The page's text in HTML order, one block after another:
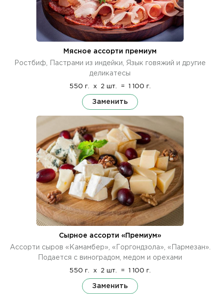
Мясное ассорти премиум
Ростбиф, Пастрами из индейки, Язык говяжий и другие
деликатесы
550 г. x 2 шт. = 1 100 г.
Заменить
Сырное ассорти «Премиум»
Ассорти сыров «Камамбер», «Горгондзола», «Пармезан».
Подается с виноградом, медом и орехами
550 г. x 2 шт. = 1 100 г.
Заменить